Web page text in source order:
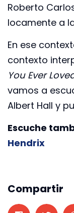
Roberto
locamente a
En ese
contexto
You Ever
vamos a
Albert Hall y
Escuche
Hendrix
Compartir